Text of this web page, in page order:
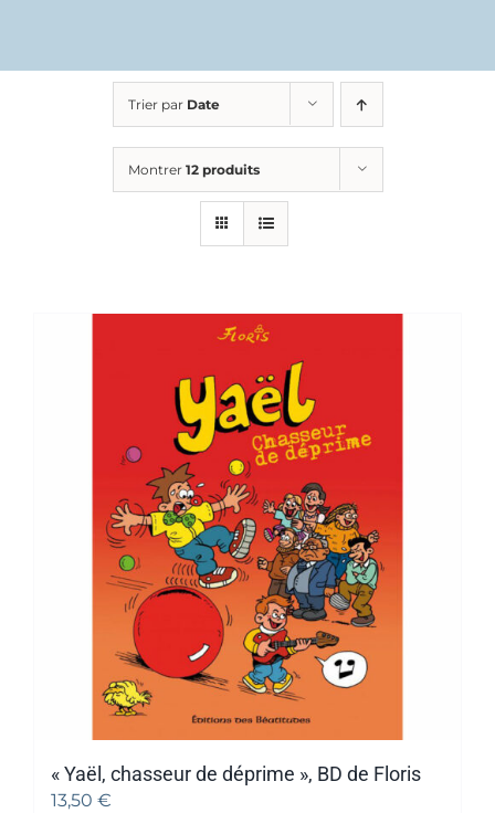
Trier par Date
Montrer 12 produits
« Yaël, chasseur de déprime », BD de Floris
13,50 €